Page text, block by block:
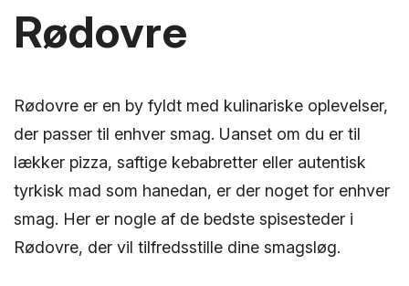
Rødovre
Rødovre er en by fyldt med kulinariske oplevelser,
der passer til enhver smag. Uanset om du er til
lækker pizza, saftige kebabretter eller autentisk
tyrkisk mad som hanedan, er der noget for enhver
smag. Her er nogle af de bedste spisesteder i
Rødovre, der vil tilfredsstille dine smagsløg.